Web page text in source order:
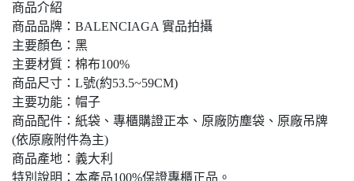
商品介紹
商品品牌：BALENCIAGA 實品拍攝
主要顏色：黑
主要材質：棉布100%
商品尺寸：L號(約53.5~59CM)
主要功能：帽子
商品配件：紙袋、專櫃購證正本、原廠防塵袋、原廠吊牌
(依原廠附件為主)
商品產地：義大利
特別說明：本產品100%保證專櫃正品。